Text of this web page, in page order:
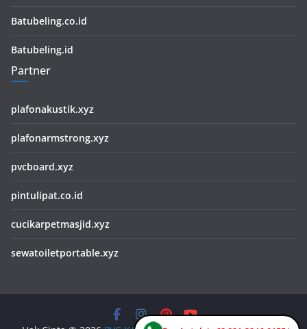
Batubeling.co.id
Batubeling.id
Partner
plafonakustik.xyz
plafonarmstrong.xyz
pvcboard.xyz
pintulipat.co.id
cucikarpetmasjid.xyz
sewatoiletportable.xyz